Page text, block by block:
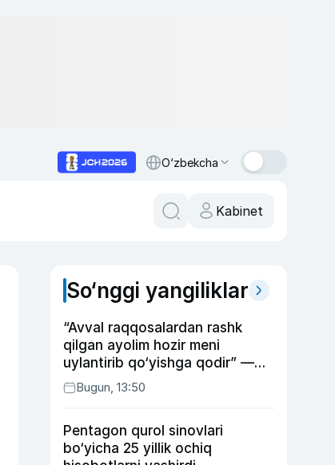
O‘zbekcha
Kabinet
So‘nggi yangiliklar
“Avval raqqosalardan rashk
qilgan ayolim hozir meni
uylantirib qo‘yishga qodir” —
Anvar Sobirov davlat ishidagi
faoliyati va o‘g‘il tarbiyasidagi
Bugun, 13:50
Pentagon qurol sinovlari
bo‘yicha 25 yillik ochiq